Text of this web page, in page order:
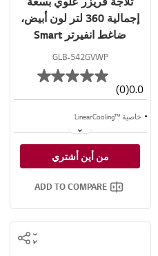
إجمالية 360 لتر لون أبيض،
ضاغط انفيرتر Smart
Inverter™
GLB-542GVWP
0.0
(0)
خاصية ™LinearCooling
تدفق متعدد للهواء
من أين أشتري
ADD TO COMPARE